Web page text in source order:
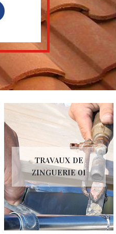
TRAVAUX DE
ZINGUERIE 01